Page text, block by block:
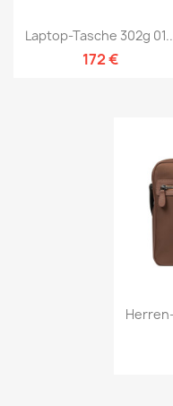
Laptop-Tasche 302g
172 €